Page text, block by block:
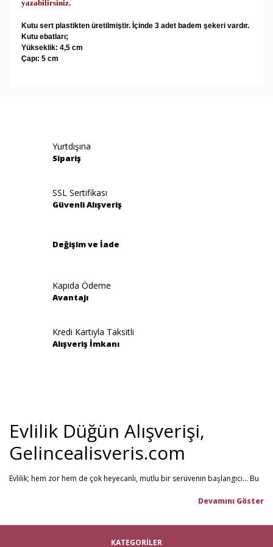
yazabilirsiniz.
Kutu sert plastikten üretilmiştir. İçinde 3 adet badem şekeri vardır.
Kutu ebatları;
Yükseklik: 4,5 cm
Çapı: 5 cm
Ürün resmi kalitesiz, bozuk veya görüntülenemiyor.
Ürün bilgilerinde hatalar bulunuyor.
Ürün fiyatı diğer sitelerden daha pahalı.
Yurtdışına
Sipariş
SSL Sertifikası
Güvenli Alışveriş
Değişim ve İade
Kapıda Ödeme
Avantajı
Kredi Kartıyla Taksitli
Alışveriş İmkanı
Evlilik Düğün Alışverişi,
Gelincealisveris.com
Evlilik; hem zor hem de çok heyecanlı, mutlu bir serüvenin başlangıcı... Bu
Gelince Alışveriş; 2013 senesinden beri hizmet veren ve müşteri
gelin hamamı,bekarlığa veda partisi
KATEGORİLER